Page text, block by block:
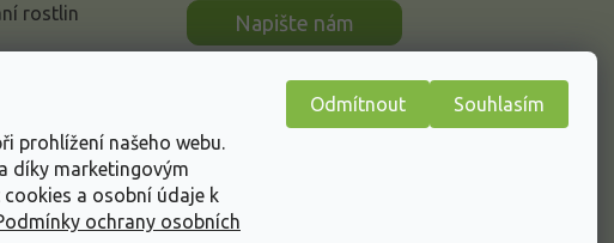
prohlížení našeho webu.
díky marketingovým
a osobní údaje k
ochrany osobních
Odmítnout Souhlasím
rostlin
Napište nám